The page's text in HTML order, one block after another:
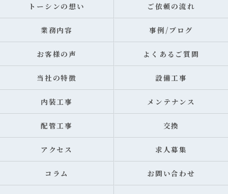
トーシンの想い ご依頼の流れ
業務内容 事例/ブログ
お客様の声 よくあるご質問
当社の特徴 設備工事
内装工事 メンテナンス
配管工事 交換
アクセス 求人募集
コラム お問い合わせ